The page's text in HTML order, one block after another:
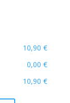
10,90 €
0,00 €
10,90 €